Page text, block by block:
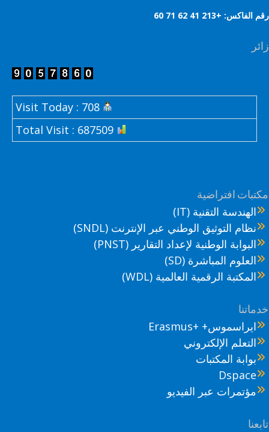
+213 41 62 71 60
Visit Today : 708
Total Visit : 687509
افتراضية
الهندسة التقنية (IT)
نظام التوثيق الوطني عبر الإنترنت (SNDL)
البوابة الوطنية لإعداد التقارير (PNST)
العلوم المباشرة (SD)
المكتبة الرقمية العالمية (WDL)
ايراسموس+ +Erasmus
التعلم الإلكتروني
بوابة المكتبات
Dspace
مؤتمرات عبر الفيديو